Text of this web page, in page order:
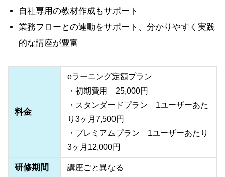
自社専用の教材作成もサポート
業務フローとの連動をサポート、分かりやすく実践
的な講座が豊富
料金
eラーニング定額プラン
・初期費用 25,000円
・スタンダードプラン 1ユーザーあた
り3ヶ月7,500円
・プレミアムプラン 1ユーザーあたり
3ヶ月12,000円
研修期間 講座ごと異なる